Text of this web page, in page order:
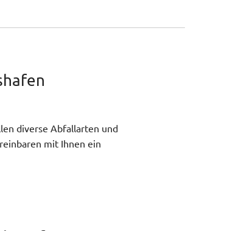
diverse Abfallarten und
mit Ihnen ein